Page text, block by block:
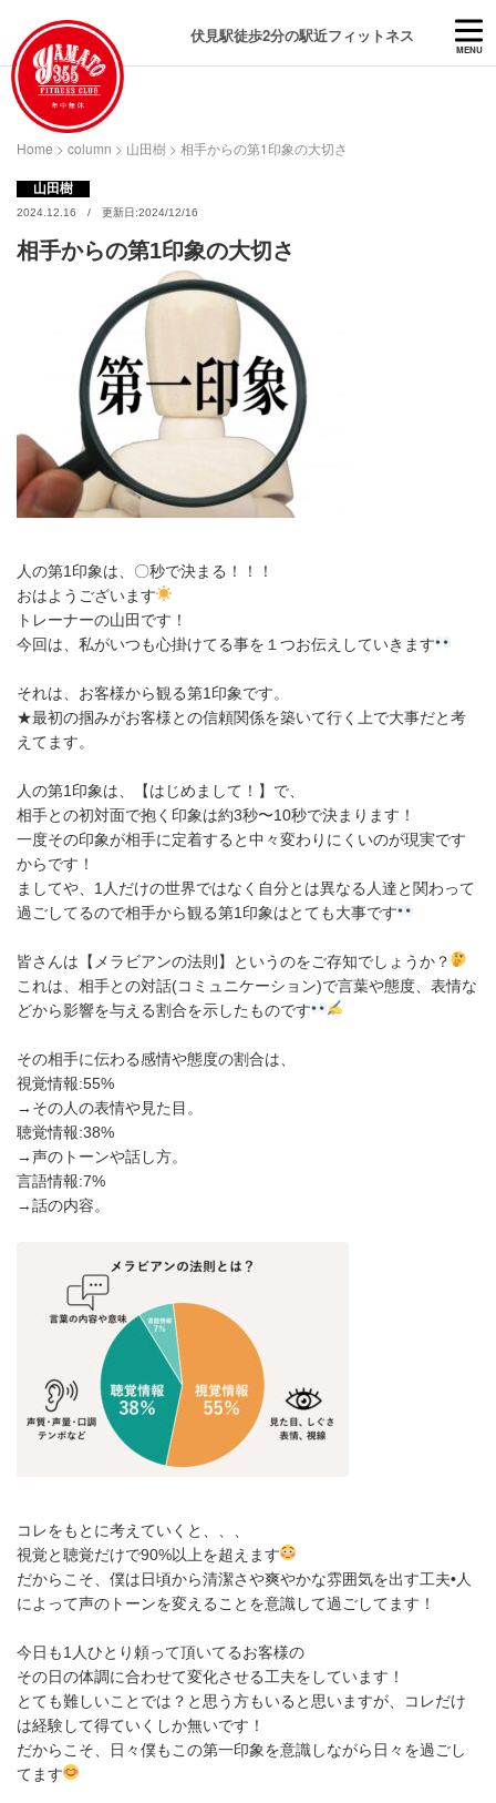
伏見駅徒歩2分の駅近フィットネス
MENU
Home > column > 山田樹 > 相手からの第1印象の大切さ
山田樹
2024.12.16 / 更新日:2024/12/16
相手からの第1印象の大切さ
人の第1印象は、〇秒で決まる！！！
おはようございます
トレーナーの山田です！
今回は、私がいつも心掛けてる事を１つお伝えしていきます
それは、お客様から観る第1印象です。
★最初の掴みがお客様との信頼関係を築いて行く上で大事だと考
えてます。
人の第1印象は、【はじめまして！】で、
相手との初対面で抱く印象は約3秒〜10秒で決まります！
一度その印象が相手に定着すると中々変わりにくいのが現実です
からです！
ましてや、1人だけの世界ではなく自分とは異なる人達と関わって
過ごしてるので相手から観る第1印象はとても大事です
皆さんは【メラビアンの法則】というのをご存知でしょうか？
これは、相手との対話(コミュニケーション)で言葉や態度、表情な
どから影響を与える割合を示したものです
その相手に伝わる感情や態度の割合は、
視覚情報:55%
→その人の表情や見た目。
聴覚情報:38%
→声のトーンや話し方。
言語情報:7%
→話の内容。
コレをもとに考えていくと、、、
視覚と聴覚だけで90%以上を超えます
だからこそ、僕は日頃から清潔さや爽やかな雰囲気を出す工夫•人
によって声のトーンを変えることを意識して過ごしてます！
今日も1人ひとり頼って頂いてるお客様の
その日の体調に合わせて変化させる工夫をしています！
とても難しいことでは？と思う方もいると思いますが、コレだけ
は経験して得ていくしか無いです！
だからこそ、日々僕もこの第一印象を意識しながら日々を過ごし
てます